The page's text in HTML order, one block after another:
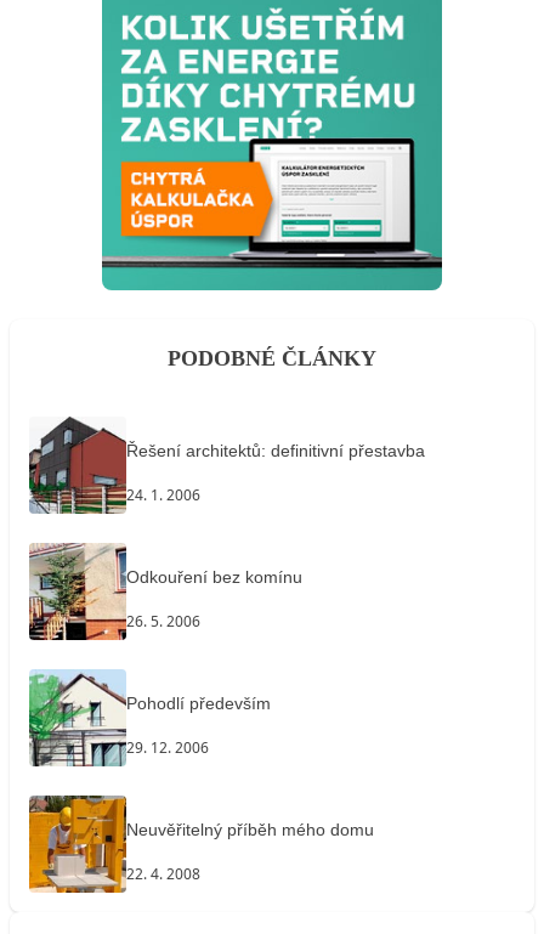
PODOBNÉ ČLÁNKY
Řešení architektů: definitivní přestavba
24. 1. 2006
Odkouření bez komínu
26. 5. 2006
Pohodlí především
29. 12. 2006
Neuvěřitelný příběh mého domu
22. 4. 2008